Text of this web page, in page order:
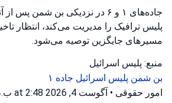
جاده‌های ۱ و ۶ در نزدیکی بن شمن
پلیس ترافیک را مدیریت می‌کند، انتظار
مسیرهای جایگزین توصیه می‌شود.
منبع: پلیس اسرائیل
بن شمن پلیس اسرائیل جاده ۱
امور حقوقی • آگوست 4, 2026 at 2:48 ب.ظ